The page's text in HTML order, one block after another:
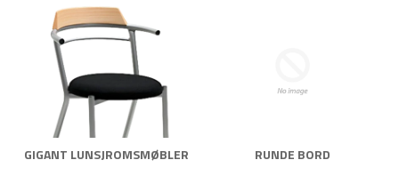
GIGANT LUNSJROMSMØBLER RUNDE BORD